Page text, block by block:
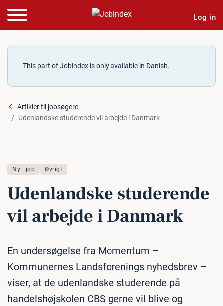
Log in
This part of Jobindex is only available in Danish.
Artikler til jobsøgere
Udenlandske studerende vil arbejde i Danmark
Ny i job Øvrigt
Uden­land­ske stu­de­ren­de
vil arbejde i Danmark
En undersøgelse fra Momentum –
Kommunernes Landsforenings nyhedsbrev –
viser, at de udenlandske studerende på
handelshøjskolen CBS gerne vil blive og